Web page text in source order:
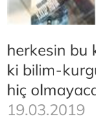
herkesin bu
ki bilim-
hiç
19.03.2019